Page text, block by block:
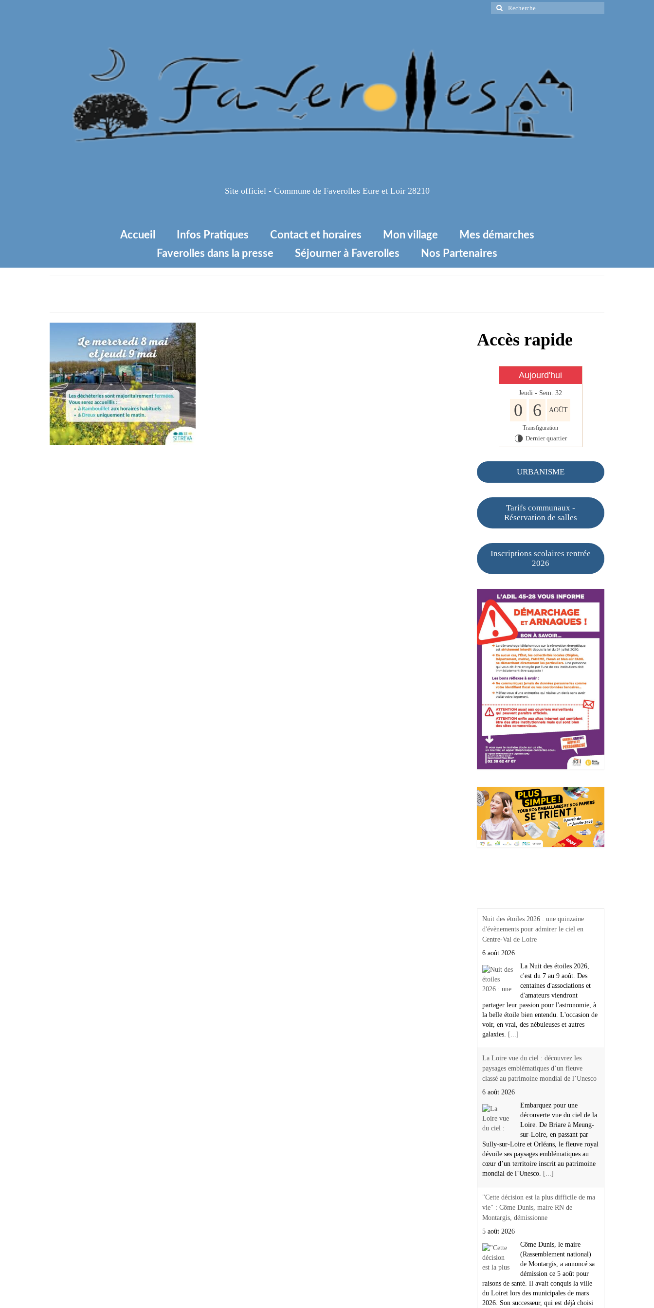
Rechercher
:
Site officiel - Commune de Faverolles Eure et Loir 28210
Accueil Infos Pratiques Contact et horaires Mon village
Mes démarches
Faverolles dans la presse
Séjourner à Faverolles Nos Partenaires
Accès rapide
Aujourd'hui
Jeudi - Sem. 32
0 6 AOÛT
Transfiguration
U Dernier quartier
URBANISME
Tarifs communaux -
Réservation de salles
Inscriptions scolaires rentrée
2026
Nuit des étoiles 2026 : une quinzaine
d'évènements pour admirer le ciel en
Centre-Val de Loire
6 août 2026
La Nuit des étoiles 2026,
c'est du 7 au 9 août. Des
centaines d'associations et
d'amateurs viendront
partager leur passion pour l'astronomie, à
la belle étoile bien entendu. L'occasion de
voir, en vrai, des nébuleuses et autres
galaxies.
[...]
La Loire vue du ciel : découvrez les
paysages emblématiques d’un fleuve
classé au patrimoine mondial de l’Unesco
6 août 2026
Embarquez pour une
découverte vue du ciel de la
Loire. De Briare à Meung-
sur-Loire, en passant par
Sully-sur-Loire et Orléans, le fleuve royal
dévoile ses paysages emblématiques au
cœur d’un territoire inscrit au patrimoine
mondial de l’Unesco.
[...]
"Cette décision est la plus difficile de ma
vie" : Côme Dunis, maire RN de
Montargis, démissionne
5 août 2026
Côme Dunis, le maire
(Rassemblement national)
de Montargis, a annoncé sa
démission ce 5 août pour
raisons de santé. Il avait conquis la ville
du Loiret lors des municipales de mars
2026. Son successeur, qui est déjà choisi